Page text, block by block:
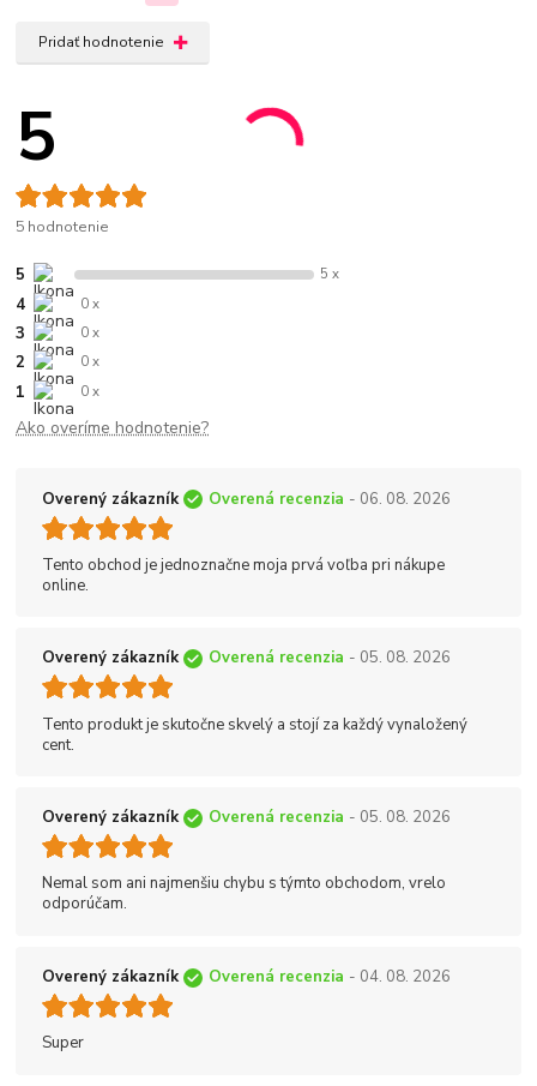
Pridať hodnotenie
5
5 hodnotenie
5 5 x
4 0 x
3 0 x
2 0 x
1 0 x
Ako overíme hodnotenie?
Overený zákazník Overená recenzia - 06. 08. 2026
Tento obchod je jednoznačne moja prvá voľba pri nákupe
online.
Overený zákazník Overená recenzia - 05. 08. 2026
Tento produkt je skutočne skvelý a stojí za každý vynaložený
cent.
Overený zákazník Overená recenzia - 05. 08. 2026
Nemal som ani najmenšiu chybu s týmto obchodom, vrelo
odporúčam.
Overený zákazník Overená recenzia - 04. 08. 2026
Super